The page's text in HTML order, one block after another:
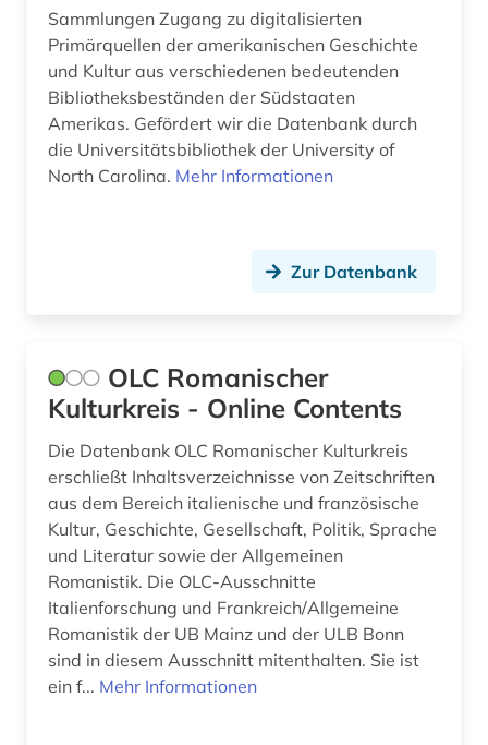
körperschaft (1)
künstler (1)
landeskunde (9)
literatur (10)
makedonien (landschaft) (1)
management (1)
mathe (1)
mecklenburg-vorpommern (2)
medienwissenschaft (4)
Sammlungen Zugang zu digitalisierten
Primärquellen der amerikanischen Geschichte
und Kultur aus verschiedenen bedeutenden
Bibliotheksbeständen der Südstaaten
Amerikas. Gefördert wir die Datenbank durch
die Universitätsbibliothek der University of
North Carolina. Mehr Informationen
Zur Datenbank
OLC Romanischer
Kulturkreis - Online Contents
Die Datenbank OLC Romanischer Kulturkreis
erschließt Inhaltsverzeichnisse von Zeitschriften
aus dem Bereich italienische und französische
Kultur, Geschichte, Gesellschaft, Politik, Sprache
und Literatur sowie der Allgemeinen
Romanistik. Die OLC-Ausschnitte
Italienforschung und Frankreich/Allgemeine
Romanistik der UB Mainz und der ULB Bonn
sind in diesem Ausschnitt mitenthalten. Sie ist
ein f... Mehr Informationen